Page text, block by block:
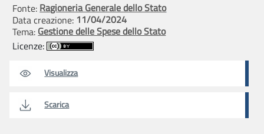
Fonte: Ragioneria Generale dello Stato
Data creazione: 11/04/2024
Tema: Gestione delle Spese dello Stato
Licenze:
Visualizza
Scarica